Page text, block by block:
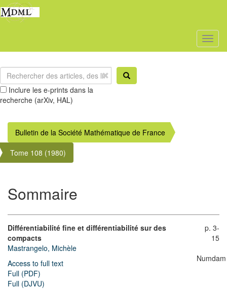
Inclure les e-prints dans la
recherche (arXiv, HAL)
Bulletin de la Société Mathématique de France
Tome 108 (1980)
Sommaire
Différentiabilité fine et différentiabilité sur des
compacts
Mastrangelo, Michèle
Access to full text
Full (PDF)
Full (DJVU)
p. 3-
15
Numdam